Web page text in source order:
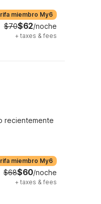
miembro My6
$70$62/noche
+ taxes & fees
recientemente
miembro My6
$68$60/noche
+ taxes & fees